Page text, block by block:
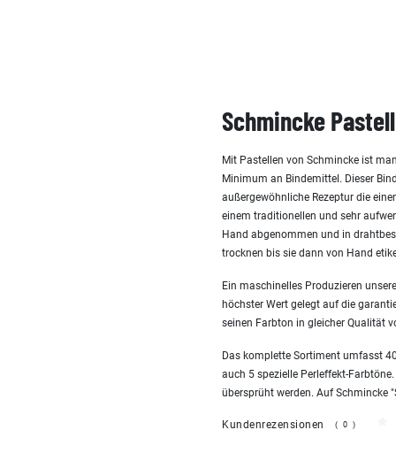
Schmincke Pastell
Mit Pastellen von Schmincke ist
Minimum an Bindemittel. Dieser
außergewöhnliche Rezeptur die
einem traditionellen und sehr
Hand abgenommen und in
trocknen bis sie dann von Hand
Ein maschinelles Produzieren
höchster Wert gelegt auf die
seinen Farbton in gleicher Qualität
Das komplette Sortiment umfasst
auch 5 spezielle Perleffekt-
übersprüht werden. Auf Schmincke
Kundenrezensionen (0)